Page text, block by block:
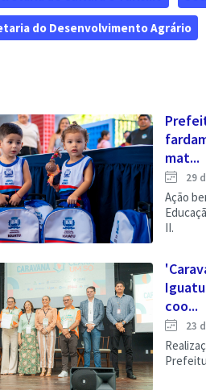
do Desenvolvimento Agrário
mat...
29
Ação
II.
coo...
23